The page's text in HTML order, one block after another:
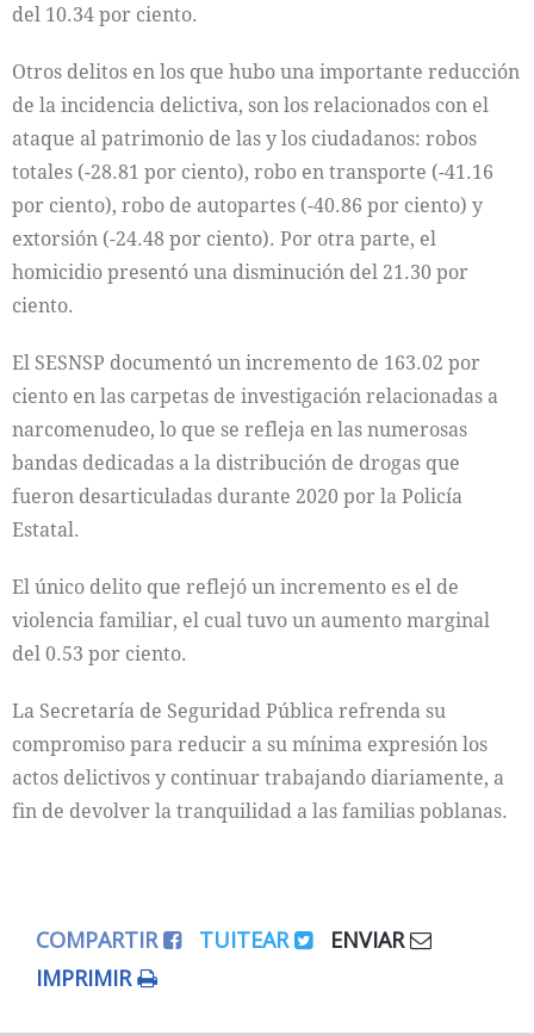
del 10.34 por ciento.
Otros delitos en los que hubo una importante reducción
de la incidencia delictiva, son los relacionados con el
ataque al patrimonio de las y los ciudadanos: robos
totales (-28.81 por ciento), robo en transporte (-41.16
por ciento), robo de autopartes (-40.86 por ciento) y
extorsión (-24.48 por ciento). Por otra parte, el
homicidio presentó una disminución del 21.30 por
ciento.
El SESNSP documentó un incremento de 163.02 por
ciento en las carpetas de investigación relacionadas a
narcomenudeo, lo que se refleja en las numerosas
bandas dedicadas a la distribución de drogas que
fueron desarticuladas durante 2020 por la Policía
Estatal.
El único delito que reflejó un incremento es el de
violencia familiar, el cual tuvo un aumento marginal
del 0.53 por ciento.
La Secretaría de Seguridad Pública refrenda su
compromiso para reducir a su mínima expresión los
actos delictivos y continuar trabajando diariamente, a
fin de devolver la tranquilidad a las familias poblanas.
COMPARTIR TUITEAR
ENVIAR
IMPRIMIR